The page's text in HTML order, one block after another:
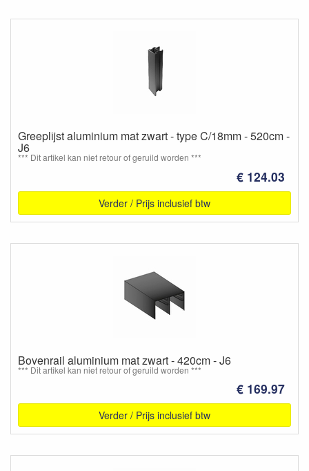
Greeplijst aluminium mat zwart - type C/18mm - 520cm -
J6
*** Dit artikel kan niet retour of geruild worden ***
€ 124.03
Verder / Prijs inclusief btw
Bovenrail aluminium mat zwart - 420cm - J6
*** Dit artikel kan niet retour of geruild worden ***
€ 169.97
Verder / Prijs inclusief btw